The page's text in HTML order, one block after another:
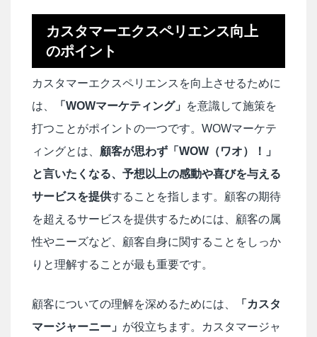
カスタマーエクスペリエンス向上
のポイント
カスタマーエクスペリエンスを向上させるために
は、
「WOWマーケティング」 を意識して施策を
打つことがポイントの一つです。WOWマーケテ
ィングとは、 顧客が思わず「WOW（ワオ）！」
と言いたくなる、予想以上の感動や喜びを与える
サービスを提供することを指します。顧客の期待
を超えるサービスを提供するためには、顧客の属
性やニーズなど、顧客自身に関することをしっか
りと理解することが最も重要です。
顧客についての理解を深めるためには、
「カスタ
マージャーニー」 が役立ちます。カスタマージャ